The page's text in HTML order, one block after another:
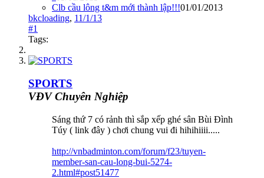
Clb cầu lông t&m mới thành lập!!!01/01/2013
bkcloading, 11/1/13
#1
Tags:
SPORTS
VĐV Chuyên Nghiệp
Sáng thứ 7 có rảnh thì sắp xếp ghé sân Bùi Đình
Túy ( link đây ) chơi chung vui đi hihihiiii.....
http://vnbadminton.com/forum/f23/tuyen-
member-san-cau-long-bui-5274-
2.html#post51477